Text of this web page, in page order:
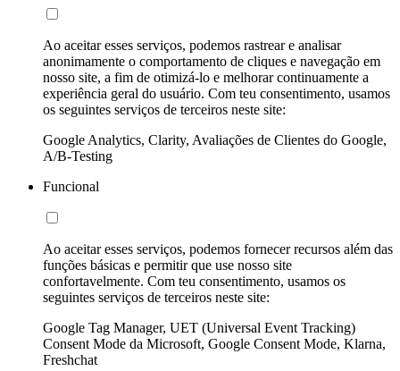
Ao aceitar esses serviços, podemos rastrear e analisar
anonimamente o comportamento de cliques e navegação em
nosso site, a fim de otimizá-lo e melhorar continuamente a
experiência geral do usuário. Com teu consentimento, usamos
os seguintes serviços de terceiros neste site:
Google Analytics, Clarity, Avaliações de Clientes do Google,
A/B-Testing
Funcional
Ao aceitar esses serviços, podemos fornecer recursos além das
funções básicas e permitir que use nosso site
confortavelmente. Com teu consentimento, usamos os
seguintes serviços de terceiros neste site:
Google Tag Manager, UET (Universal Event Tracking)
Consent Mode da Microsoft, Google Consent Mode, Klarna,
Freshchat